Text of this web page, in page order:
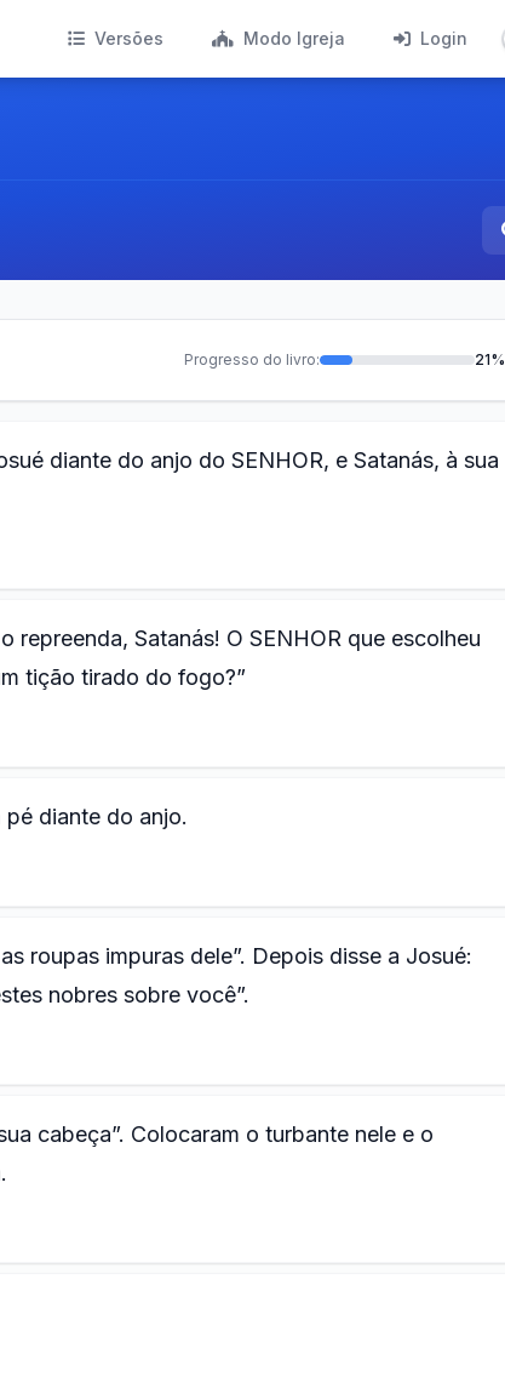
Versões Modo Igreja Login
Progresso do livro: 21%
diante do anjo do SENHOR, e Satanás, à sua
repreenda, Satanás! O SENHOR que escolheu
tição tirado do fogo?”
diante do anjo.
roupas impuras dele”. Depois disse a Josué:
nobres sobre você”.
cabeça”. Colocaram o turbante nele e o